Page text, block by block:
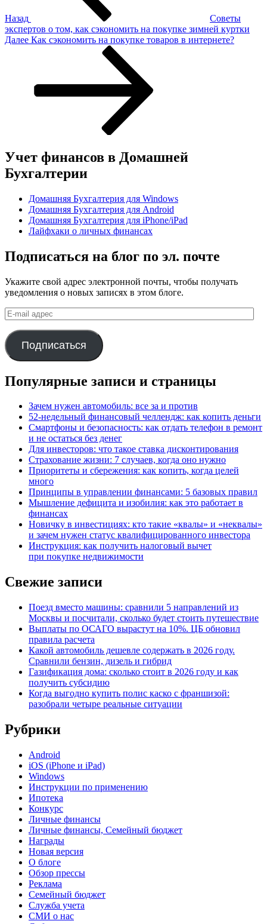
Назад
Советы
экспертов о том, как сэкономить на покупке зимней куртки
Следующая
Далее Как сэкономить на покупке товаров в интернете?
Учет финансов в Домашней
Бухгалтерии
Домашняя Бухгалтерия для Windows
Домашняя Бухгалтерия для Android
Домашняя Бухгалтерия для iPhone/iPad
Лайфхаки о личных финансах
Подписаться на блог по эл. почте
Укажите свой адрес электронной почты, чтобы получать
уведомления о новых записях в этом блоге.
E-
mail
адрес
Подписаться
Популярные записи и страницы
Зачем нужен автомобиль: все за и против
52-недельный финансовый челлендж: как копить деньги
Смартфоны и безопасность: как отдать телефон в ремонт
и не остаться без денег
Для инвесторов: что такое ставка дисконтирования
Страхование жизни: 7 случаев, когда оно нужно
Приоритеты и сбережения: как копить, когда целей
много
Принципы в управлении финансами: 5 базовых правил
Мышление дефицита и изобилия: как это работает в
финансах
Новичку в инвестициях: кто такие «квалы» и «неквалы»
и зачем нужен статус квалифицированного инвестора
Инструкция: как получить налоговый вычет
при покупке недвижимости
Свежие записи
Поезд вместо машины: сравнили 5 направлений из
Москвы и посчитали, сколько будет стоить путешествие
Выплаты по ОСАГО вырастут на 10%. ЦБ обновил
правила расчета
Какой автомобиль дешевле содержать в 2026 году.
Сравнили бензин, дизель и гибрид
Газификация дома: сколько стоит в 2026 году и как
получить субсидию
Когда выгодно купить полис каско с франшизой:
разобрали четыре реальные ситуации
Рубрики
Android
iOS (iPhone и iPad)
Windows
Инструкции по применению
Ипотека
Конкурс
Личные финансы
Личные финансы, Семейный бюджет
Награды
Новая версия
О блоге
Обзор прессы
Реклама
Семейный бюджет
Служба учета
СМИ о нас